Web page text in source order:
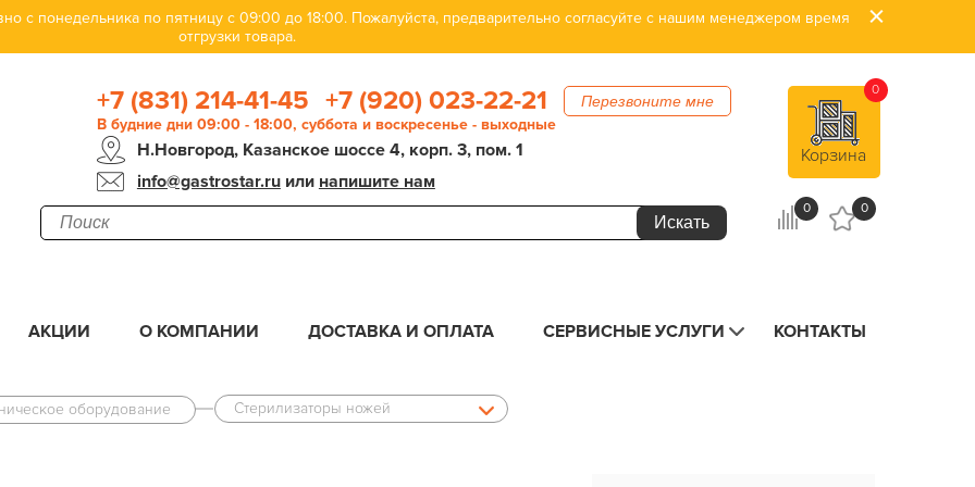
с понедельника по пятницу с 09:00 до 18:00. Пожалуйста, предварительно согласуйте с нашим менеджером время
отгрузки товара.
+7 (831) 214-41-45 +7 (920) 023-22-21 Перезвоните мне
В будние дни 09:00 - 18:00, суббота и воскресенье - выходные
Н.Новгород, Казанское шоссе 4, корп. 3, пом. 1
info@gastrostar.ruили напишите нам
Корзина
0
0 0
АКЦИИ О КОМПАНИИ ДОСТАВКА И ОПЛАТА СЕРВИСНЫЕ УСЛУГИ КОНТАКТЫ
оборудование Стерилизаторы ножей